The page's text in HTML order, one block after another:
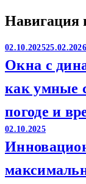
Навигация
02.10.202525.02.2026
Окна с
как умные
погоде и
02.10.2025